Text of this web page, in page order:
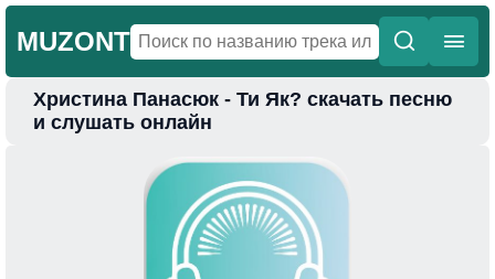
MUZONT
Главная
Христина Панасюк - Ти Як? скачать песню
и слушать онлайн